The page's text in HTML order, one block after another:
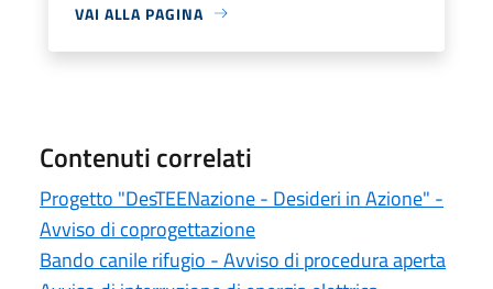
VAI ALLA PAGINA
Contenuti correlati
Progetto "DesTEENazione - Desideri in Azione" -
Avviso di coprogettazione
Bando canile rifugio - Avviso di procedura aperta